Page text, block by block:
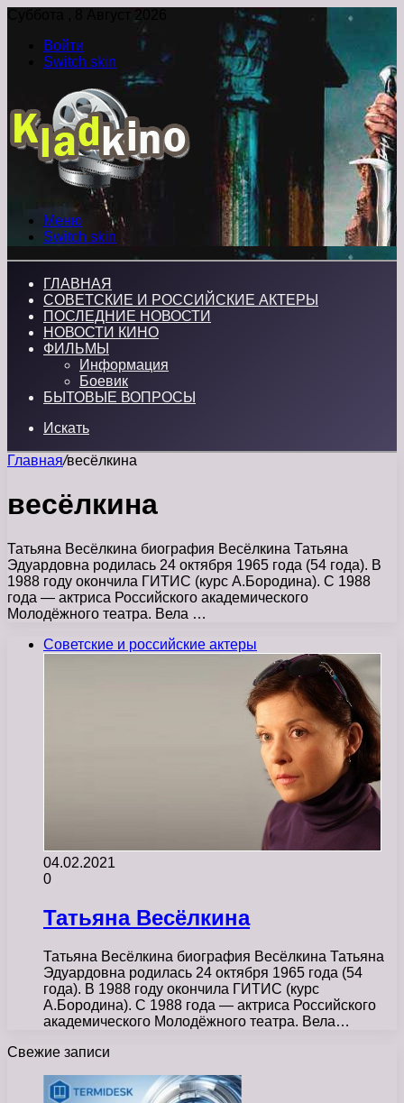
Суббота , 8 Август 2026
Войти
Switch skin
Меню
Switch skin
ГЛАВНАЯ
СОВЕТСКИЕ И РОССИЙСКИЕ АКТЕРЫ
ПОСЛЕДНИЕ НОВОСТИ
НОВОСТИ КИНО
ФИЛЬМЫ
Информация
Боевик
БЫТОВЫЕ ВОПРОСЫ
Искать
Главная/весёлкина
весёлкина
Татьяна Весёлкина биография Весёлкина Татьяна
Эдуардовна родилась 24 октября 1965 года (54 года). В
1988 году окончила ГИТИС (курс А.Бородина). С 1988
года — актриса Российского академического
Молодёжного театра. Вела …
Советские и российские актеры
04.02.2021
0
Татьяна Весёлкина
Татьяна Весёлкина биография Весёлкина Татьяна
Эдуардовна родилась 24 октября 1965 года (54
года). В 1988 году окончила ГИТИС (курс
А.Бородина). С 1988 года — актриса Российского
академического Молодёжного театра. Вела…
Свежие записи